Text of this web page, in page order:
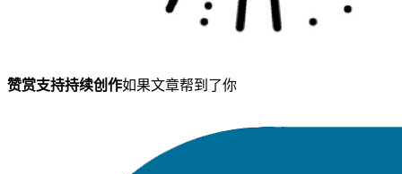
赞赏支持持续创作如果文章帮到了你